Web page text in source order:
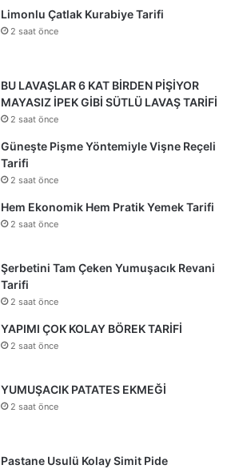
Limonlu Çatlak Kurabiye Tarifi
2 saat önce
BU LAVAŞLAR 6 KAT BİRDEN PİŞİYOR
MAYASIZ İPEK GİBİ SÜTLÜ LAVAŞ TARİFİ
2 saat önce
Güneşte Pişme Yöntemiyle Vişne Reçeli
Tarifi
2 saat önce
Hem Ekonomik Hem Pratik Yemek Tarifi
2 saat önce
Şerbetini Tam Çeken Yumuşacık Revani
Tarifi
2 saat önce
YAPIMI ÇOK KOLAY BÖREK TARİFİ
2 saat önce
YUMUŞACIK PATATES EKMEĞİ
2 saat önce
Pastane Usulü Kolay Simit Pide